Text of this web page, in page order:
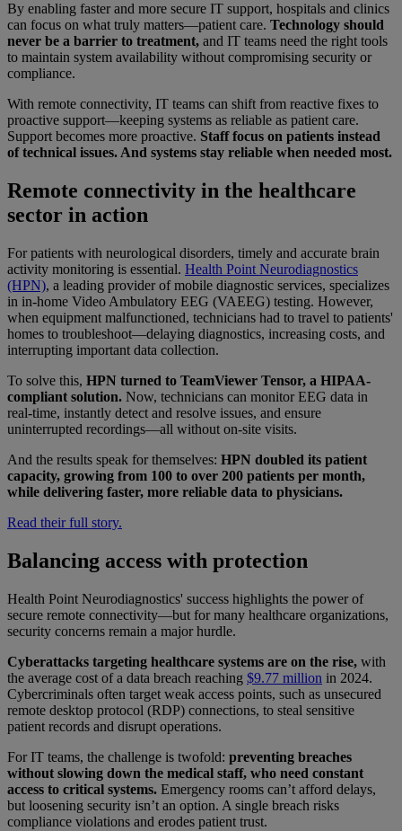
By enabling faster and more secure IT support, hospitals and clinics
can focus on what truly matters—patient care. Technology should
never be a barrier to treatment, and IT teams need the right tools
to maintain system availability without compromising security or
compliance.
With remote connectivity, IT teams can shift from reactive fixes to
proactive support—keeping systems as reliable as patient care.
Support becomes more proactive. Staff focus on patients instead
of technical issues. And systems stay reliable when needed most.
Remote connectivity in the healthcare
sector in action
For patients with neurological disorders, timely and accurate brain
activity monitoring is essential. Health Point Neurodiagnostics
(HPN), a leading provider of mobile diagnostic services, specializes
in in-home Video Ambulatory EEG (VAEEG) testing. However,
when equipment malfunctioned, technicians had to travel to patients'
homes to troubleshoot—delaying diagnostics, increasing costs, and
interrupting important data collection.
To solve this, HPN turned to TeamViewer Tensor, a HIPAA-
compliant solution. Now, technicians can monitor EEG data in
real-time, instantly detect and resolve issues, and ensure
uninterrupted recordings—all without on-site visits.
And the results speak for themselves: HPN doubled its patient
capacity, growing from 100 to over 200 patients per month,
while delivering faster, more reliable data to physicians.
Read their full story.
Balancing access with protection
Health Point Neurodiagnostics' success highlights the power of
secure remote connectivity—but for many healthcare organizations,
security concerns remain a major hurdle.
Cyberattacks targeting healthcare systems are on the rise, with
the average cost of a data breach reaching $9.77 million in 2024.
Cybercriminals often target weak access points, such as unsecured
remote desktop protocol (RDP) connections, to steal sensitive
patient records and disrupt operations.
For IT teams, the challenge is twofold: preventing breaches
without slowing down the medical staff, who need constant
access to critical systems. Emergency rooms can’t afford delays,
but loosening security isn’t an option. A single breach risks
compliance violations and erodes patient trust.